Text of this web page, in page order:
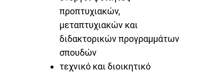
προπτυχιακών,
μεταπτυχιακών και
διδακτορικών προγραμμάτων
σπουδών
τεχνικό και διοικητικό